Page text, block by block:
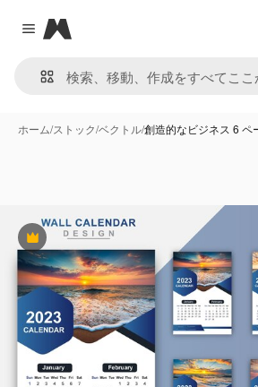
Close menu
Magnific
ホーム/ストック/ベクトル/創造的なビジネス 6
Premium